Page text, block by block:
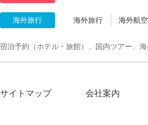
海外旅行 海外旅行 海外航
宿泊予約（ホテル・旅館）、国内ツアー、
サイトマップ 会社案内